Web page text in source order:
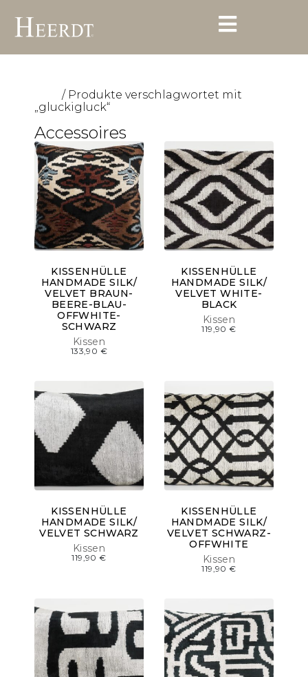
/ Produkte verschlagwortet mit
„gluckigluck“
Accessoires
Kissen
KISSENHÜLLE
HANDMADE SILK/
VELVET BRAUN-
BEERE-BLAU-
OFFWHITE-
SCHWARZ
133,90 €
Kissen
KISSENHÜLLE
HANDMADE SILK/
VELVET WHITE-
BLACK
119,90€
Kissen
KISSENHÜLLE
HANDMADE SILK/
VELVET SCHWARZ
119,90€ Kissen
KISSENHÜLLE
HANDMADE SILK/
VELVET SCHWARZ-
OFFWHITE
119,90€